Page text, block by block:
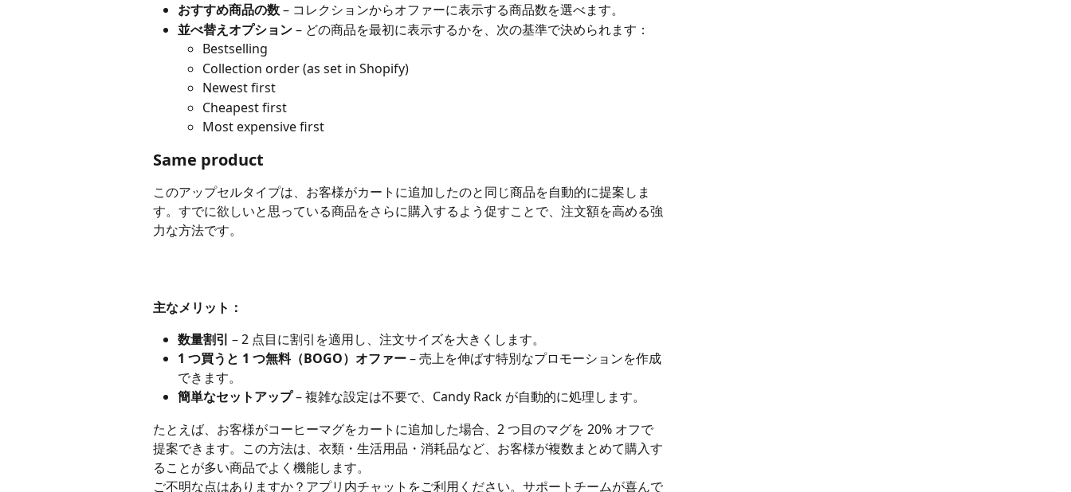
おすすめ商品の数 – コレクションからオファーに表示する商品数を選べます。
並べ替えオプション – どの商品を最初に表示するかを、次の基準で決められます：
Bestselling
Collection order (as set in Shopify)
Newest first
Cheapest first
Most expensive first
Same product
このアップセルタイプは、お客様がカートに追加したのと同じ商品を自動的に提案しま
す。すでに欲しいと思っている商品をさらに購入するよう促すことで、注文額を高める強
力な方法です。
主なメリット：
数量割引 – 2 点目に割引を適用し、注文サイズを大きくします。
1 つ買うと 1 つ無料（BOGO）オファー – 売上を伸ばす特別なプロモーションを作成
できます。
簡単なセットアップ – 複雑な設定は不要で、Candy Rack が自動的に処理します。
たとえば、お客様がコーヒーマグをカートに追加した場合、2 つ目のマグを 20% オフで
提案できます。この方法は、衣類・生活用品・消耗品など、お客様が複数まとめて購入す
ることが多い商品でよく機能します。
ご不明な点はありますか？アプリ内チャットをご利用ください。サポートチームが喜んで